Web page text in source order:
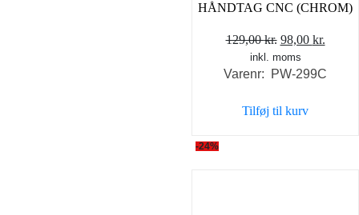
HÅNDTAG CNC (CHROM)
129,00kr. Den
oprindelige
pris
129,00 kr..
98,00 kr.
pris
inkl. moms
Varenr: PW-299C
Tilføj til kurv
-24%